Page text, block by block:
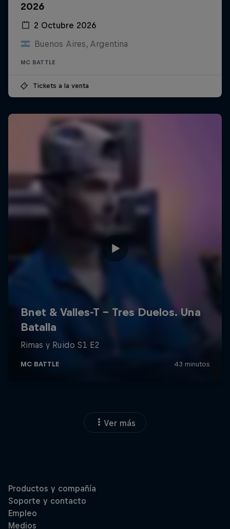
2026
2 Octubre 2026
Buenos Aires, Argentina
MC BATTLE
Tickets a la venta
Ver más